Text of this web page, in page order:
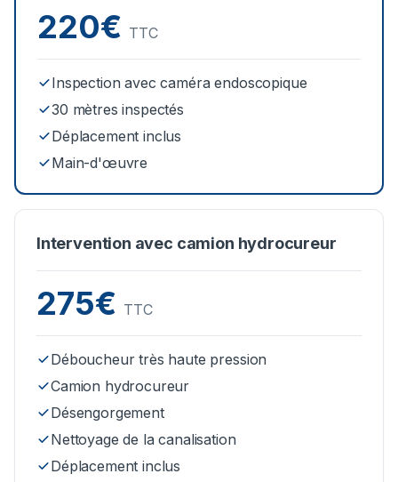
220€ TTC
Inspection avec caméra endoscopique
30 mètres inspectés
Déplacement inclus
Main-d'œuvre
Intervention avec camion hydrocureur
275€ TTC
Déboucheur très haute pression
Camion hydrocureur
Désengorgement
Nettoyage de la canalisation
Déplacement inclus